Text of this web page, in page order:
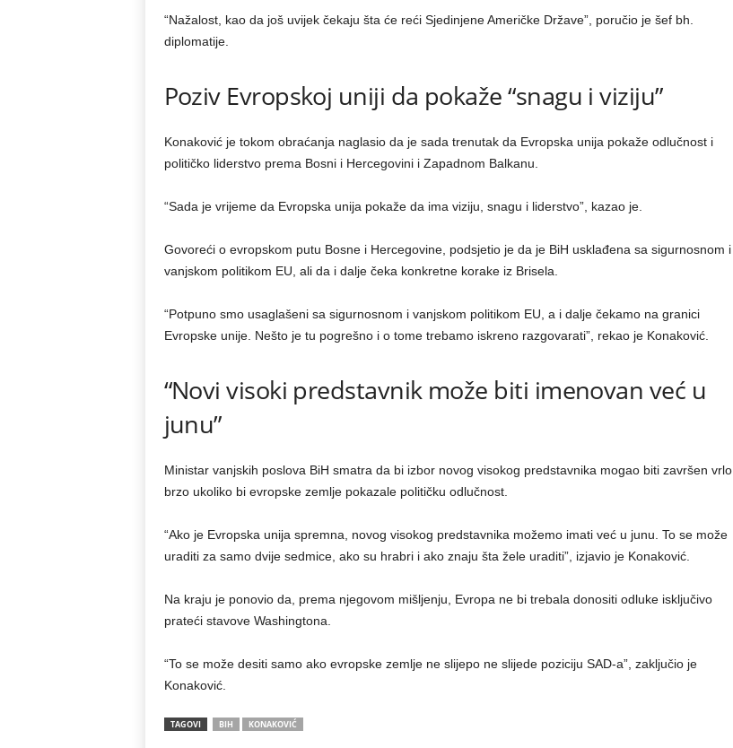
“Nažalost, kao da još uvijek čekaju šta će reći Sjedinjene Američke Države”, poručio je šef bh.
diplomatije.
Poziv Evropskoj uniji da pokaže “snagu i viziju”
Konaković je tokom obraćanja naglasio da je sada trenutak da Evropska unija pokaže odlučnost i
političko liderstvo prema Bosni i Hercegovini i Zapadnom Balkanu.
“Sada je vrijeme da Evropska unija pokaže da ima viziju, snagu i liderstvo”, kazao je.
Govoreći o evropskom putu Bosne i Hercegovine, podsjetio je da je BiH usklađena sa sigurnosnom i
vanjskom politikom EU, ali da i dalje čeka konkretne korake iz Brisela.
“Potpuno smo usaglašeni sa sigurnosnom i vanjskom politikom EU, a i dalje čekamo na granici
Evropske unije. Nešto je tu pogrešno i o tome trebamo iskreno razgovarati”, rekao je Konaković.
“Novi visoki predstavnik može biti imenovan već u
junu”
Ministar vanjskih poslova BiH smatra da bi izbor novog visokog predstavnika mogao biti završen vrlo
brzo ukoliko bi evropske zemlje pokazale političku odlučnost.
“Ako je Evropska unija spremna, novog visokog predstavnika možemo imati već u junu. To se može
uraditi za samo dvije sedmice, ako su hrabri i ako znaju šta žele uraditi”, izjavio je Konaković.
Na kraju je ponovio da, prema njegovom mišljenju, Evropa ne bi trebala donositi odluke isključivo
prateći stavove Washingtona.
“To se može desiti samo ako evropske zemlje ne slijepo ne slijede poziciju SAD-a”, zaključio je
Konaković.
TAGOVI BIH KONAKOVIĆ